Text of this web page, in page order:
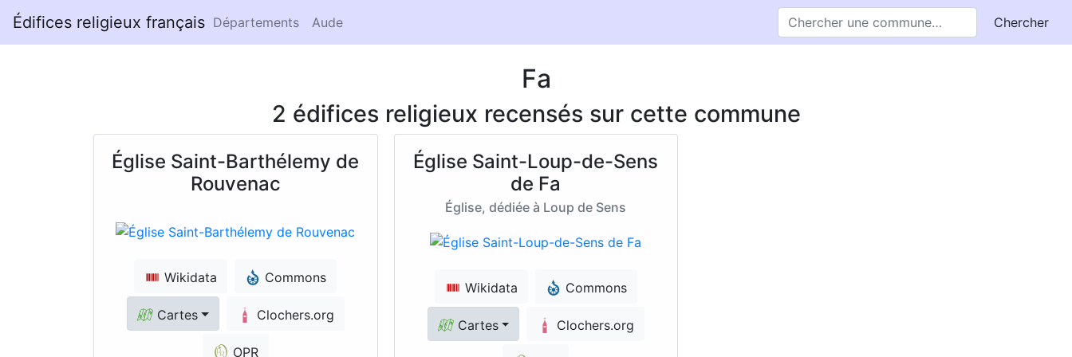
Édifices religieux français Départements Aude Chercher
Fa
2 édifices religieux recensés sur cette commune
Église Saint-Barthélemy de
Rouvenac
Wikidata Commons
Cartes Clochers.org
OPR
Église Saint-Loup-de-Sens
de Fa
Église, dédiée à Loup de Sens
Wikidata Commons
Cartes Clochers.org